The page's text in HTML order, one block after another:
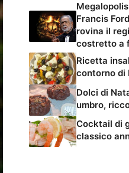
Francis
rovina il
costretto a
Ricetta
contorno di
Dolci di
umbro,
Cocktail di
classico